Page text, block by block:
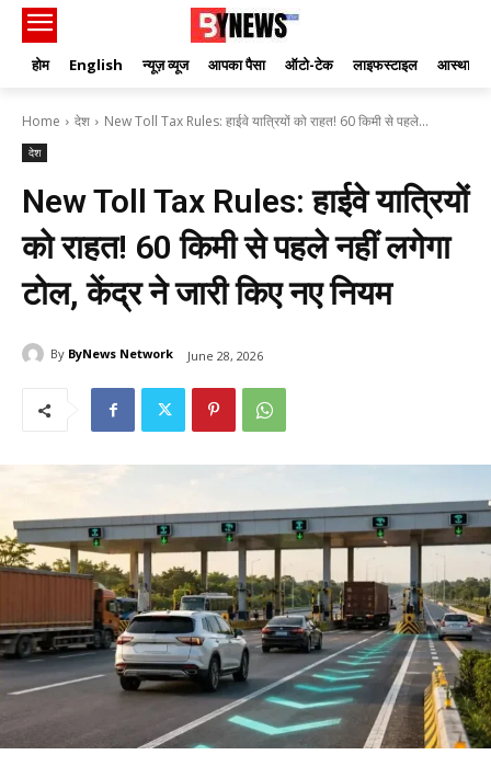
होम English न्यूज़ व्यूज आपका पैसा ऑटो-टेक लाइफस्टाइल आस्था
Home देश New Toll Tax Rules: हाईवे यात्रियों को राहत! 60 किमी से पहले...
देश
New Toll Tax Rules: हाईवे यात्रियों
को राहत! 60 किमी से पहले नहीं लगेगा
टोल, केंद्र ने जारी किए नए नियम
By ByNews Network June 28, 2026